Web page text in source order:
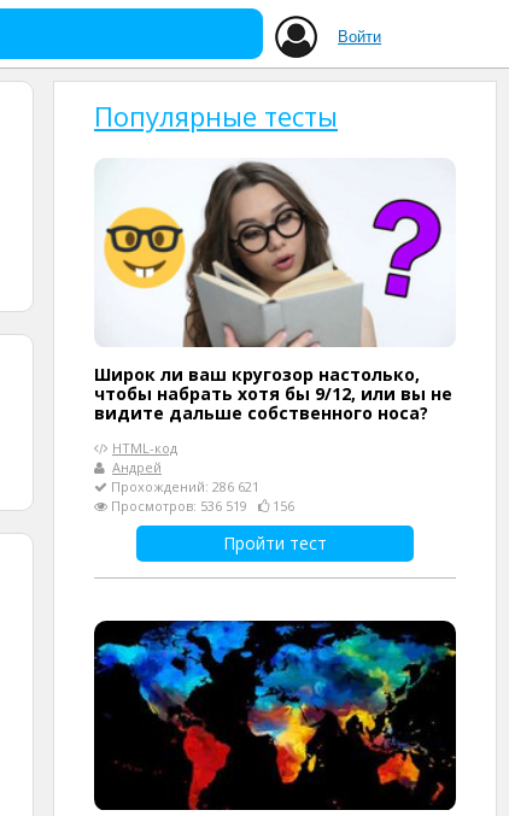
Войти
Популярные тесты
Широк ли ваш кругозор настолько,
чтобы набрать хотя бы 9/12, или вы не
видите дальше собственного носа?
HTML-код
Андрей
Прохождений: 286 621
Просмотров: 536 519
156
Пройти тест